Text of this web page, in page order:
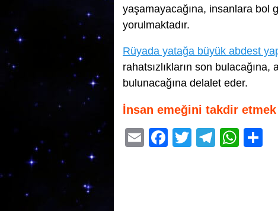
yaşamayacağına, insanlara bol
yorulmaktadır.
Rüyada yatağa büyük abdest
rahatsızlıkların son
bulunacağına delalet eder.
İnsan emeğini takdir etmek
E
F
T
T
W